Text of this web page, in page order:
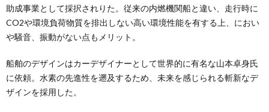
助成事業として採択されりた。従来の内燃機関船と違い、走行時に
CO2や環境負荷物質を排出しない高い環境性能を有する上、におい
や騒音、振動がない点もメリット。
船舶のデザインはカーデザイナーとして世界的に有名な山本卓身氏
に依頼。水素の先進性を遡及するため、未来を感じられる斬新なデ
ザインを採用した。